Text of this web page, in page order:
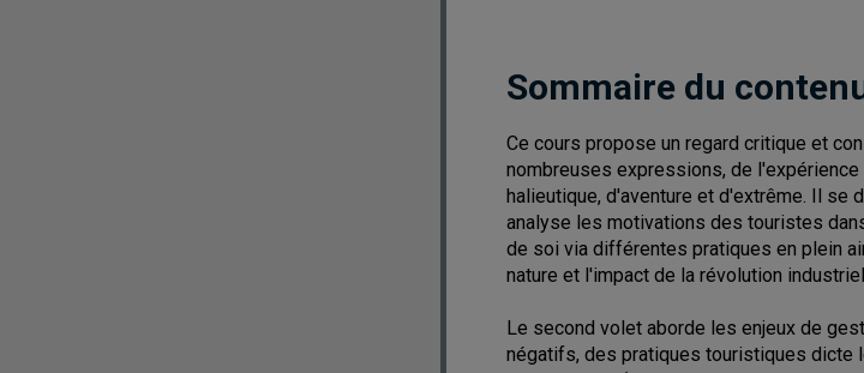
Sommaire du
Ce cours propose un regard critique et
nombreuses expressions, de
halieutique, d'aventure et d'extrême. Il se
analyse les motivations des touristes
de soi via différentes pratiques en plein
nature et l'impact de la révolution
Le second volet aborde les enjeux de
négatifs, des pratiques touristiques